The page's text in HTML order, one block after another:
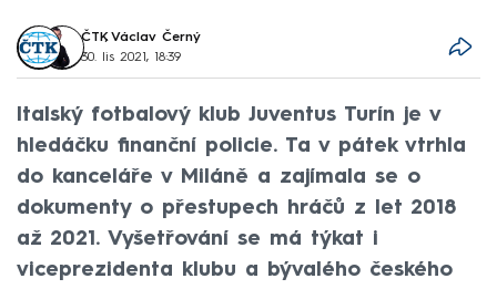
ČTK, Václav Černý
30. lis 2021, 18:39
Italský fotbalový klub Juventus Turín je v
hledáčku finanční policie. Ta v pátek vtrhla
do kanceláře v Miláně a zajímala se o
dokumenty o přestupech hráčů z let 2018
až 2021. Vyšetřování se má týkat i
viceprezidenta klubu a bývalého českého